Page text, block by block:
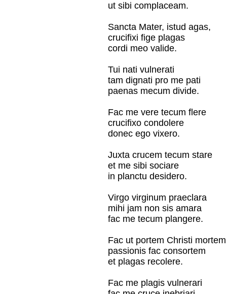
ut sibi complaceam.
Sancta Mater, istud agas,
crucifixi fige plagas
cordi meo valide.
Tui nati vulnerati
tam dignati pro me pati
paenas mecum divide.
Fac me vere tecum flere
crucifixo condolere
donec ego vixero.
Juxta crucem tecum stare
et me sibi sociare
in planctu desidero.
Virgo virginum praeclara
mihi jam non sis amara
fac me tecum plangere.
Fac ut portem Christi mortem
passionis fac consortem
et plagas recolere.
Fac me plagis vulnerari